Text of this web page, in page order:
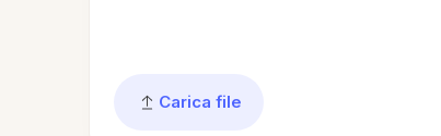
Carica file